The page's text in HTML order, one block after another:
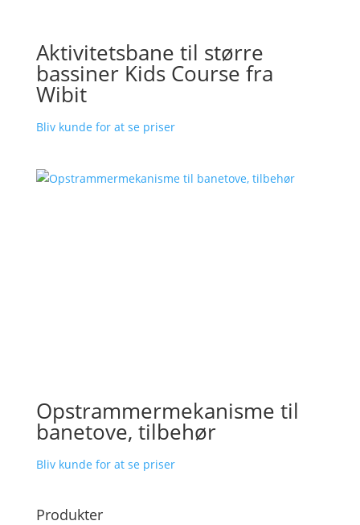
Aktivitetsbane til større
bassiner Kids Course fra
Wibit
Bliv kunde for at se priser
Opstrammermekanisme til
banetove, tilbehør
Bliv kunde for at se priser
Produkter